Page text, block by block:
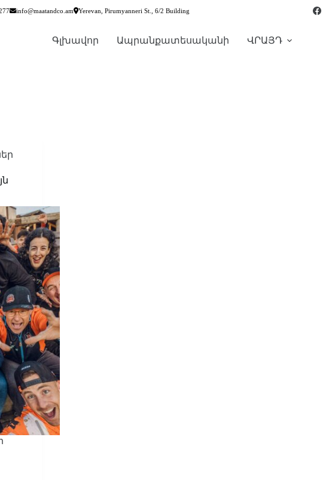
info@maatandco.am Yerevan, Pirumyanneri St., 6/2 Building
Գլխավոր Ապրանքատեսականի ՎՐԱՅԴ